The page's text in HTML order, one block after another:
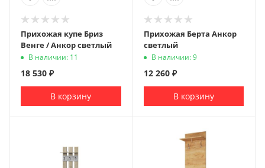
Прихожая купе Бриз
Венге / Анкор светлый
В наличии: 11
18 530 ₽
В корзину
Прихожая Берта Анкор
светлый
В наличии: 9
12 260₽
В корзину